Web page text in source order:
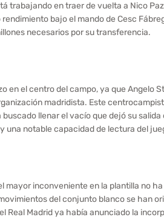
trabajando en traer de vuelta a Nico
bajo el mando de Cesc
necesarios por su transferencia.
en el centro del campo, ya que Angelo
madridista. Este
buscado llenar el vacío que dejó su
una notable capacidad de lectura del
mayor inconveniente en la plantilla no
del conjunto blanco se han
Real Madrid ya había anunciado la